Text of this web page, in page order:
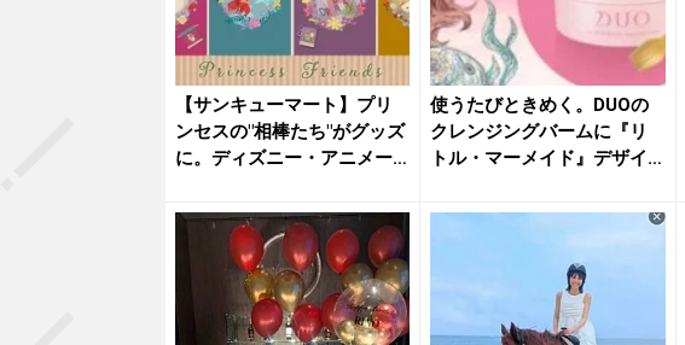
【サンキューマート】プリ
ンセスの"相棒たち"がグッズ
に。ディズニー・アニメー
使うたびときめく。DUOの
クレンジングバームに『リ
トル・マーメイド』デザイ